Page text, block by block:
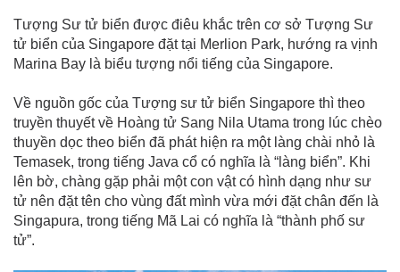
Tượng Sư tử biển được điêu khắc trên cơ sở Tượng Sư
tử biển của Singapore đặt tại Merlion Park, hướng ra vịnh
Marina Bay là biểu tượng nổi tiếng của Singapore.
Về nguồn gốc của Tượng sư tử biển Singapore thì theo
truyền thuyết về Hoàng tử Sang Nila Utama trong lúc chèo
thuyền dọc theo biển đã phát hiện ra một làng chài nhỏ là
Temasek, trong tiếng Java cổ có nghĩa là “làng biển”. Khi
lên bờ, chàng gặp phải một con vật có hình dạng như sư
tử nên đặt tên cho vùng đất mình vừa mới đặt chân đến là
Singapura, trong tiếng Mã Lai có nghĩa là “thành phố sư
tử”.